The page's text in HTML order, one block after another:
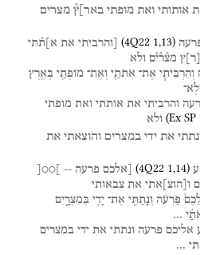
אותותי ואת מופתי באר]ץ֯ מצרים
(4Q22 1,13) [והרביתי את א]ת֯תי
ר ץ מצ֯ר֯י֯ם ולא
וְהִרְבֵּיתִ֧י אֶת־ אֹתֹתַ֛י וְאֶת־ מוֹפְתַ֖י בְּאֶ֥רֶץ
והרביתי את אותתי ואת מופתי
(Ex SP ולא
את ידי במצרים והוצאתי את
(4Q22 1,14) [אלכם פרעה --
]○○[
ו הוצ אתי את צבאותי
פַּרְעֹ֔ה וְנָתַתִּ֥י אֶת־ יָדִ֖י בְּמִצְרָ֑יִם
…
אליכם פרעה ונתתי את ידי במצרים
…